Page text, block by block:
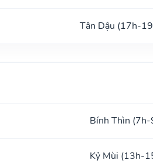
Tân Dậu (17h-
Bính Thìn
Kỷ Mùi (13h-